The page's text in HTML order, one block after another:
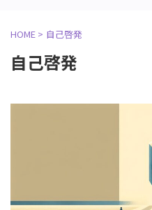
HOME > 自己啓発
自己啓発